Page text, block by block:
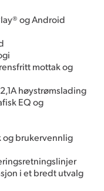
og Android
mottak og
høystrømslading
EQ og
og brukervennlig
i et bredt utvalg